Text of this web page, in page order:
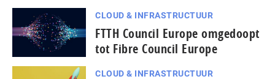
CLOUD & INFRASTRUCTUUR
FTTH Council Europe omgedoopt
tot Fibre Council Europe
CLOUD & INFRASTRUCTUUR